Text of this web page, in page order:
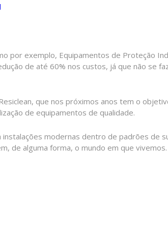
por exemplo, Equipamentos de Proteção
de até 60% nos custos, já que não se
que nos próximos anos tem o
de equipamentos de qualidade.
modernas dentro de padrões de
de alguma forma, o mundo em que